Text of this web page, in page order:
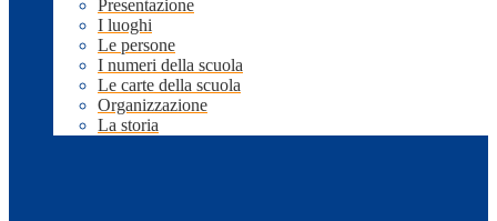
Presentazione
I luoghi
Le persone
I numeri della scuola
Le carte della scuola
Organizzazione
La storia